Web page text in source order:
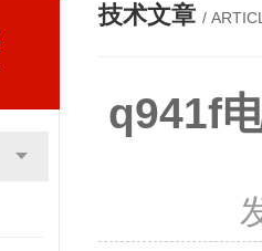
技术文章 /
q941f